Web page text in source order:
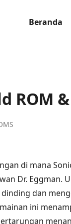
Beranda
ROM
di mana
Dr. Eggman.
dan
ini